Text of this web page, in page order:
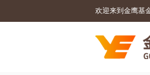
欢迎来到金鹰基